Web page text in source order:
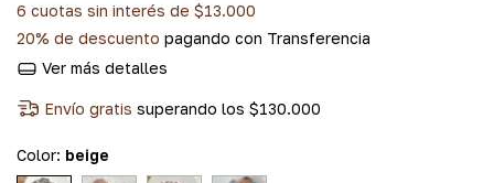
6 cuotas sin interés de $13.000
20% de descuento pagando con Transferencia
Ver más detalles
Envío gratis superando los$130.000
Color: beige